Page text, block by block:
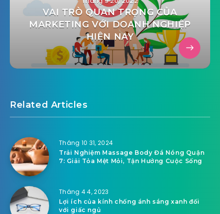
VAI TRÒ QUAN TRỌNG CỦA
MARKETING VỚI DOANH NGHIỆP
HIỆN NAY
Related Articles
Tháng 10 31, 2024
Trải Nghiệm Massage Body Đá Nóng Quận
7: Giải Tỏa Mệt Mỏi, Tận Hưởng Cuộc Sống
Tháng 4 4, 2023
Lợi ích của kính chống ánh sáng xanh đối
với giấc ngủ